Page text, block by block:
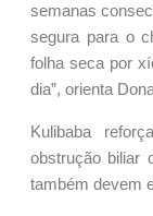
semanas
segura para o
folha seca por
dia”, orienta
Kulibaba
obstrução biliar
também devem